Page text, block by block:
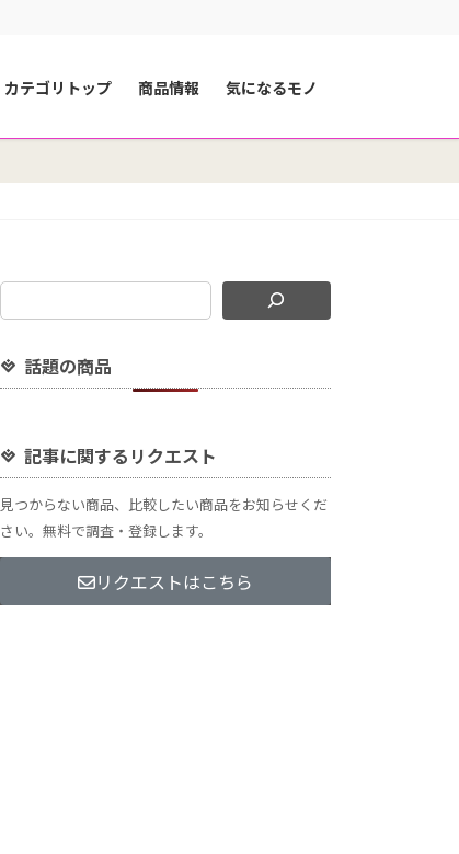
カテゴリトップ 商品情報 気になるモノ
話題の商品
記事に関するリクエスト
見つからない商品、比較したい商品をお知らせくだ
さい。無料で調査・登録します。
リクエストはこちら